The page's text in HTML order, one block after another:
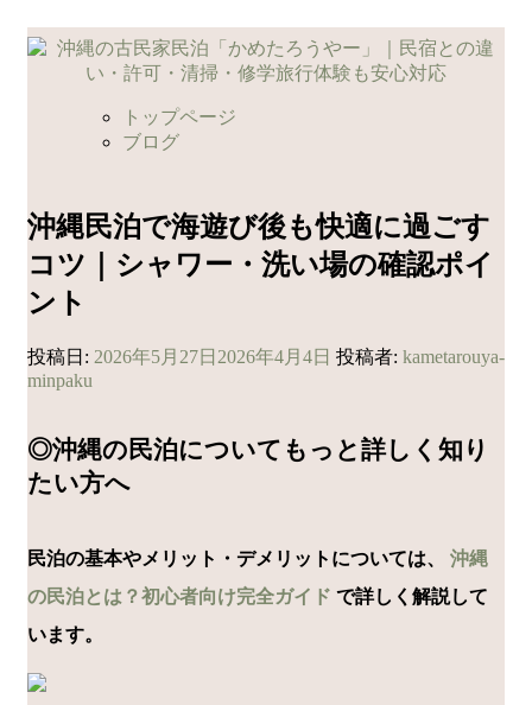
コ
ン
キ
ッ
プ
トップページ
ブログ
沖縄民泊で海遊び後も快適に過ごす
コツ｜シャワー・洗い場の確認ポイ
ント
投稿日: 2026年5月27日 2026年4月4日 投稿者: kametarouya-
minpaku
◎沖縄の民泊についてもっと詳しく知り
たい方へ
民泊の基本やメリット・デメリットについては、 沖縄
の民泊とは？初心者向け完全ガイド で詳しく解説して
います。